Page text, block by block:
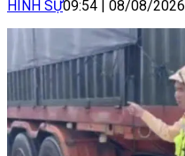
HÌNH SỰ09:54 | 08/08/2026